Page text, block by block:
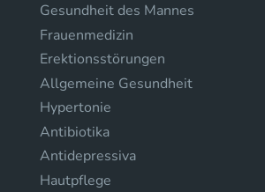
Gesundheit des Mannes
Frauenmedizin
Erektionsstörungen
Allgemeine Gesundheit
Hypertonie
Antibiotika
Antidepressiva
Hautpflege